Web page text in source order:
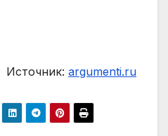
Источник: argumenti.ru